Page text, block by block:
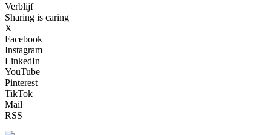
Verblijf
Sharing is caring
X
Facebook
Instagram
LinkedIn
YouTube
Pinterest
TikTok
Mail
RSS